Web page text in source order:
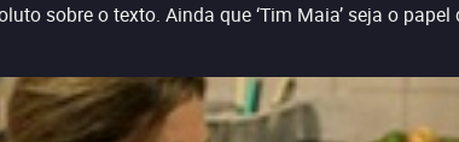
sobre o texto. Ainda que ‘Tim Maia’ seja o